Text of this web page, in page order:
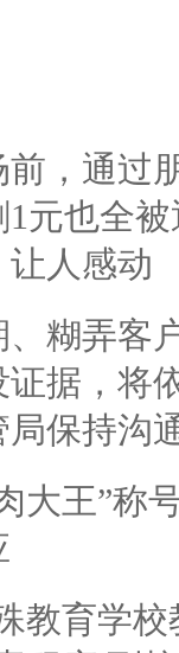
，通过
元也全
人感动
糊弄客
据，将
保持沟
大王”称
教育学